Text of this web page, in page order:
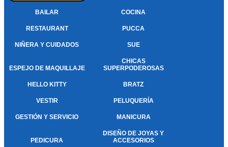
BAILAR COCINA
RESTAURANT PUCCA
NIÑERA Y CUIDADOS SUE
ESPEJO DE MAQUILLAJE
CHICAS
SUPERPODEROSAS
HELLO KITTY BRATZ
VESTIR PELUQUERÍA
GESTIÓN Y SERVICIO MANICURA
PEDICURA
DISEÑO DE JOYAS Y
ACCESORIOS